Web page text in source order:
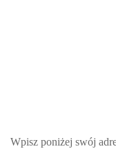
Wpisz poniżej swój